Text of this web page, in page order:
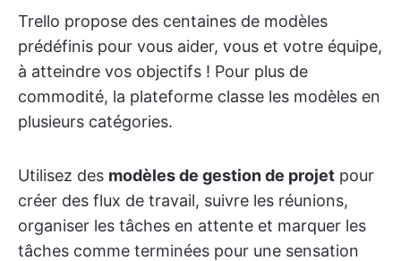
Trello propose des centaines de modèles
prédéfinis pour vous aider, vous et votre équipe,
à atteindre vos objectifs ! Pour plus de
commodité, la plateforme classe les modèles en
plusieurs catégories.
Utilisez des modèles de gestion de projet pour
créer des flux de travail, suivre les réunions,
organiser les tâches en attente et marquer les
tâches comme terminées pour une sensation